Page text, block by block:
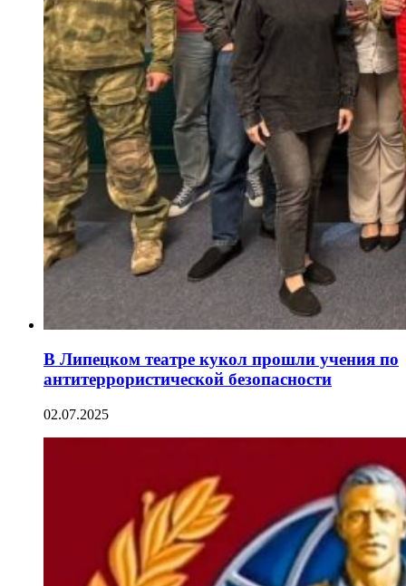
В Липецком театре кукол прошли учения по
антитеррористической безопасности
02.07.2025